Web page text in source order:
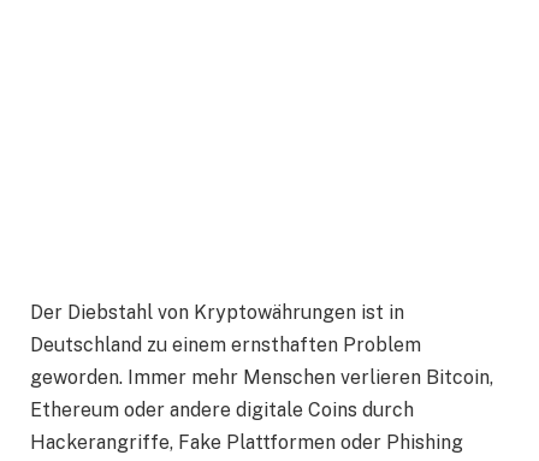
Der Diebstahl von Kryptowährungen ist in
Deutschland zu einem ernsthaften Problem
geworden. Immer mehr Menschen verlieren Bitcoin,
Ethereum oder andere digitale Coins durch
Hackerangriffe, Fake Plattformen oder Phishing